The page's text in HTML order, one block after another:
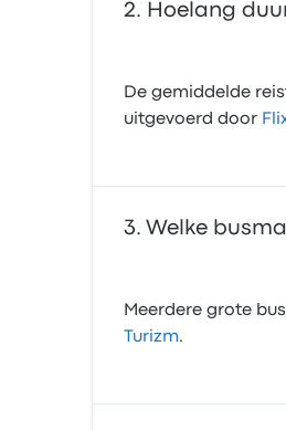
Hoelang
De gemiddelde
uitgevoerd door
Welke
Meerdere grote
Turizm.